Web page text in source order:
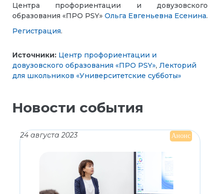
Центра профориентации и довузовского
образования «ПРО PSY» Ольга Евгеньевна Есенина.
Регистрация.
Источники: Центр профориентации и
довузовского образования «ПРО PSY», Лекторий
для школьников «Университетские субботы»
Новости события
24 августа 2023 Анонс